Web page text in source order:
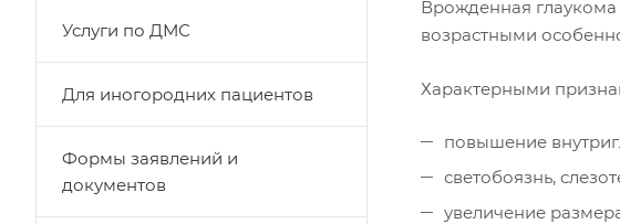
Врожденная
возрастными
Характерными
повышение
светобоязнь,
увеличение
Услуги по ДМС
Для иногородних пациентов
Формы заявлений и
документов